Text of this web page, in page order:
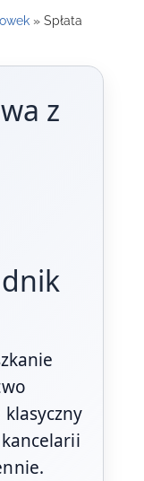
» Spłata
z